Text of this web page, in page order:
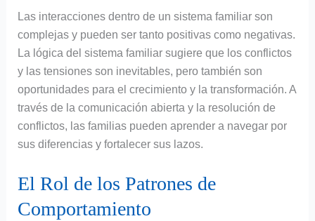
Las interacciones dentro de un sistema familiar son
complejas y pueden ser tanto positivas como negativas.
La lógica del sistema familiar sugiere que los conflictos
y las tensiones son inevitables, pero también son
oportunidades para el crecimiento y la transformación. A
través de la comunicación abierta y la resolución de
conflictos, las familias pueden aprender a navegar por
sus diferencias y fortalecer sus lazos.
El Rol de los Patrones de
Comportamiento